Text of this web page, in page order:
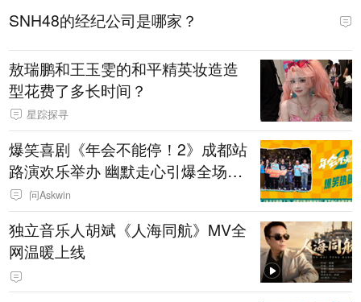
SNH48的经纪公司是哪家？
敖瑞鹏和王玉雯的和平精英妆造造
型花费了多长时间？
星踪探寻
爆笑喜剧《年会不能停！2》成都站
路演欢乐举办 幽默走心引爆全场共
鸣 问Askwin
独立音乐人胡斌《人海同航》MV全
网温暖上线